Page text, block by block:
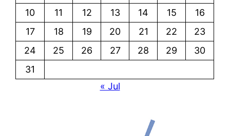
10
11 12 13 14 15
16
17
18 19 20 21 22
23
24
25 26 27 28 29
30
31
« Jul